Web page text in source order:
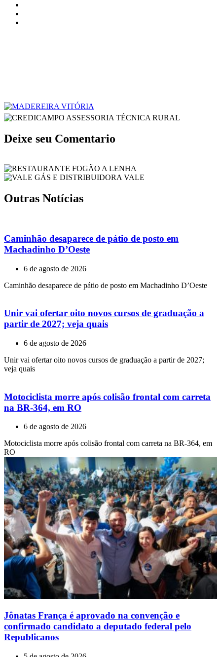
Deixe seu Comentario
Outras Notícias
Caminhão desaparece de pátio de posto em
Machadinho D’Oeste
6 de agosto de 2026
Caminhão desaparece de pátio de posto em Machadinho D’Oeste
Unir vai ofertar oito novos cursos de graduação a
partir de 2027; veja quais
6 de agosto de 2026
Unir vai ofertar oito novos cursos de graduação a partir de 2027;
veja quais
Motociclista morre após colisão frontal com carreta
na BR-364, em RO
6 de agosto de 2026
Motociclista morre após colisão frontal com carreta na BR-364, em
RO
Jônatas França é aprovado na convenção e
confirmado candidato a deputado federal pelo
Republicanos